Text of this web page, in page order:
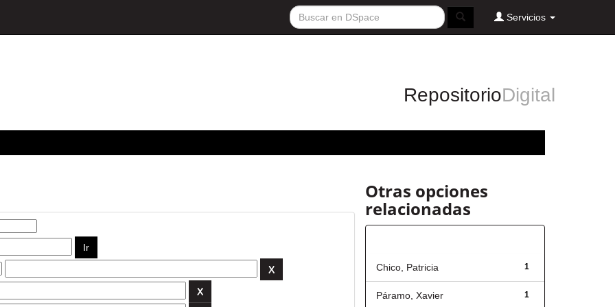
Servicios
RepositorioDigital
Otras opciones
relacionadas
1
Chico, Patricia
1
Páramo, Xavier